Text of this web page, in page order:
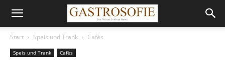
Start Speis und Trank Cafés
Speis und Trank Cafés